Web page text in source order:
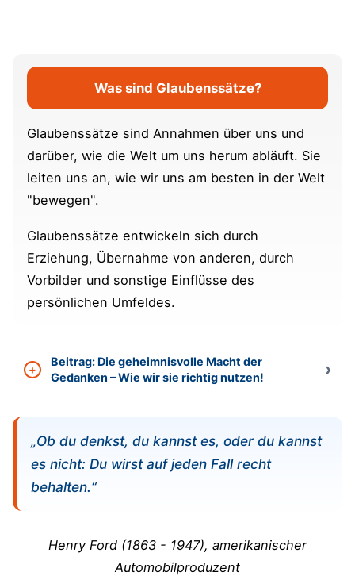
Was sind Glaubenssätze?
Glaubenssätze sind Annahmen über uns und
darüber, wie die Welt um uns herum abläuft. Sie
leiten uns an, wie wir uns am besten in der Welt
"bewegen".
Glaubenssätze entwickeln sich durch
Erziehung, Übernahme von anderen, durch
Vorbilder und sonstige Einflüsse des
persönlichen Umfeldes.
Beitrag: Die geheimnisvolle Macht der
Gedanken – Wie wir sie richtig nutzen!
„Ob du denkst, du kannst es, oder du kannst
es nicht: Du wirst auf jeden Fall recht
behalten.“
Henry Ford (1863 - 1947), amerikanischer
Automobilproduzent